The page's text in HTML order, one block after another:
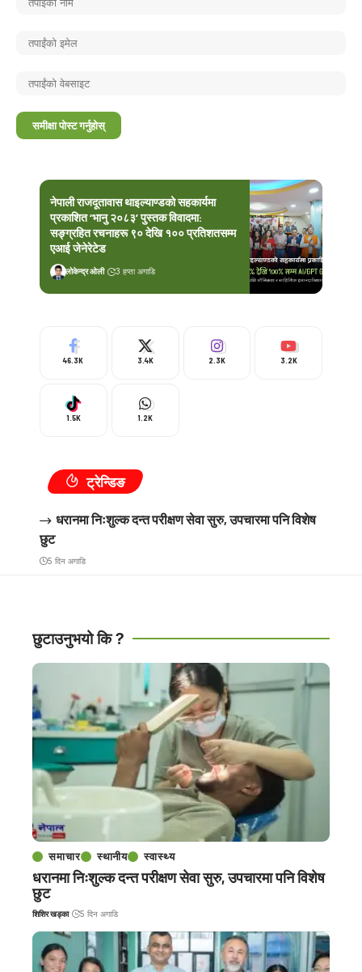
नेपाली राजदूतावास थाइल्याण्डको सहकार्यमा
प्रकाशित ‘भानु २०८३’ पुस्तक विवादमा:
सङ्ग्रहित रचनाहरू ९० देखि १०० प्रतिशतसम्म
एआई जेनेरेटेड
लोकेन्द्र ओली 3 हप्ता अगाडि
46.3K 3.4K 2.3K 3.2K
1.5K 1.2K
ट्रेन्डिङ
धरानमा निःशुल्क दन्त परीक्षण सेवा सुरु, उपचारमा पनि विशेष
छुट
5 दिन अगाडि
छुटाउनुभयो कि ?
समाचार स्थानीय स्वास्थ्य
धरानमा निःशुल्क दन्त परीक्षण सेवा सुरु, उपचारमा पनि विशेष
छुट
शिशिर खड्का 5 दिन अगाडि